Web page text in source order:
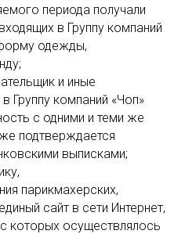
периода получали
в Группу компаний
одежды,
и иные
Группу компаний «Чоп»
с одними и теми же
подтверждается
выписками;
парикмахерских,
сайт в сети Интернет,
которых осуществлялось